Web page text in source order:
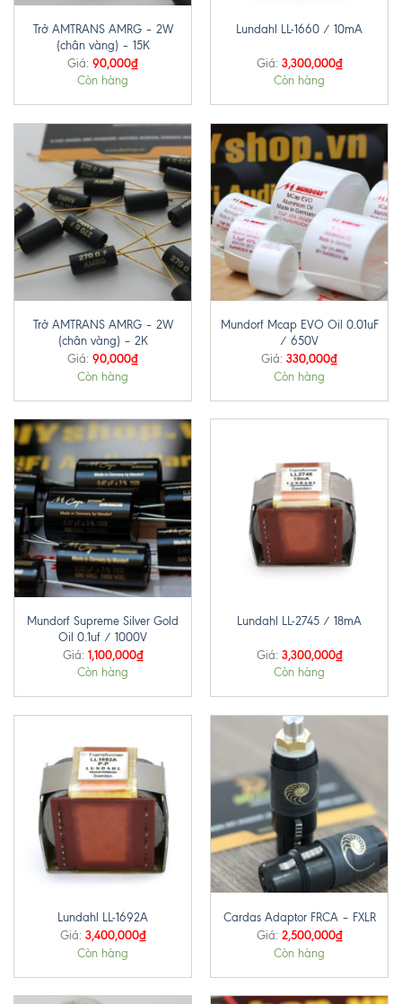
Trở AMTRANS AMRG – 2W
(chân vàng) – 15K
Giá: 90,000₫
Còn hàng
Lundahl LL-1660 / 10mA
Giá: 3,300,000₫
Còn hàng
Trở AMTRANS AMRG – 2W
(chân vàng) – 2K
Giá: 90,000₫
Còn hàng
Mundorf Mcap EVO Oil 0.01uF
/ 650V
Giá: 330,000₫
Còn hàng
Mundorf Supreme Silver Gold
Oil 0.1uf / 1000V
Giá: 1,100,000₫
Còn hàng
Lundahl LL-2745 / 18mA
Giá: 3,300,000₫
Còn hàng
Lundahl LL-1692A
Giá: 3,400,000₫
Còn hàng
Cardas Adaptor FRCA – FXLR
Giá: 2,500,000₫
Còn hàng